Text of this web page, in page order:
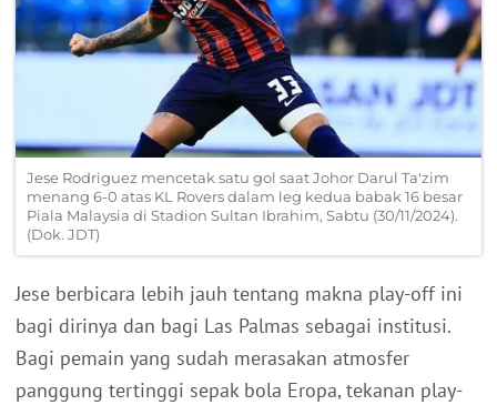
Jese Rodriguez mencetak satu gol saat Johor Darul Ta'zim
menang 6-0 atas KL Rovers dalam leg kedua babak 16 besar
Piala Malaysia di Stadion Sultan Ibrahim, Sabtu (30/11/2024).
(Dok. JDT)
Jese berbicara lebih jauh tentang makna play-off ini
bagi dirinya dan bagi Las Palmas sebagai institusi.
Bagi pemain yang sudah merasakan atmosfer
panggung tertinggi sepak bola Eropa, tekanan play-